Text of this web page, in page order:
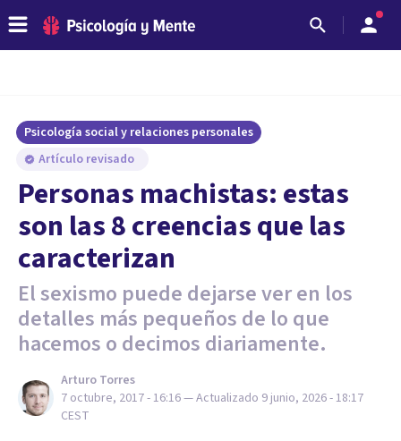
Psicología social y relaciones personales
Artículo revisado
​Personas machistas: estas
son las 8 creencias que las
caracterizan
El sexismo puede dejarse ver en los
detalles más pequeños de lo que
hacemos o decimos diariamente.
Arturo Torres
7 octubre, 2017 - 16:16— Actualizado 9 junio, 2026 - 18:17
CEST